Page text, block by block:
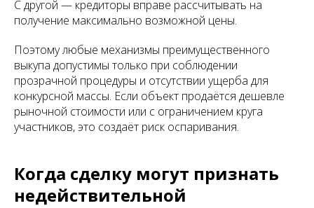
С другой — кредиторы вправе рассчитывать на
получение максимально возможной цены.
Поэтому любые механизмы преимущественного
выкупа допустимы только при соблюдении
прозрачной процедуры и отсутствии ущерба для
конкурсной массы. Если объект продаётся дешевле
рыночной стоимости или с ограничением круга
участников, это создаёт риск оспаривания.
Когда сделку могут признать
недействительной